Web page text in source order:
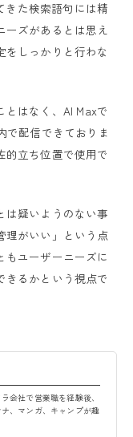
きた検索語句には精
ズがあるとは思え
しっかりと行わな
はなく、AI Maxで
で配信できておりま
的立ち位置で使用で
は疑いようのない事
理がいい」という点
もユーザーニーズに
きるかという視点で
会社で営業職を経験後、
、マンガ、キャンプが趣